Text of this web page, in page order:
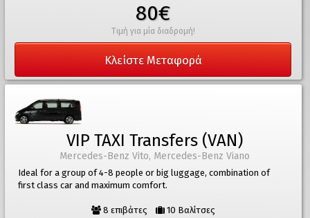
80€
Τιμή για μία διαδρομή!
Κλείστε Μεταφορά
VIP TAXI Transfers (VAN)
Mercedes-Benz Vito, Mercedes-Benz Viano
Ideal for a group of 4-8 people or big luggage, combination of
first class car and maximum comfort.
8 επιβάτες 10 Βαλίτσες